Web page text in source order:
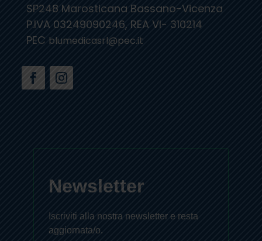
SP248 Marosticana Bassano-Vicenza
P.IVA 03249090246, REA VI- 310214
PEC blumedicasrl@pec.it
Newsletter
Iscriviti alla nostra newsletter e resta
aggiornata/o.